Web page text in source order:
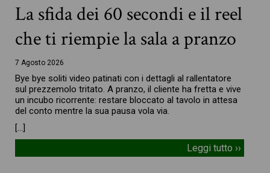
La sfida dei 60 secondi e il reel
che ti riempie la sala a pranzo
7 Agosto 2026
Bye bye soliti video patinati con i dettagli al rallentatore
sul prezzemolo tritato. A pranzo, il cliente ha fretta e vive
un incubo ricorrente: restare bloccato al tavolo in attesa
del conto mentre la sua pausa vola via.
[…]
Leggi tutto ››